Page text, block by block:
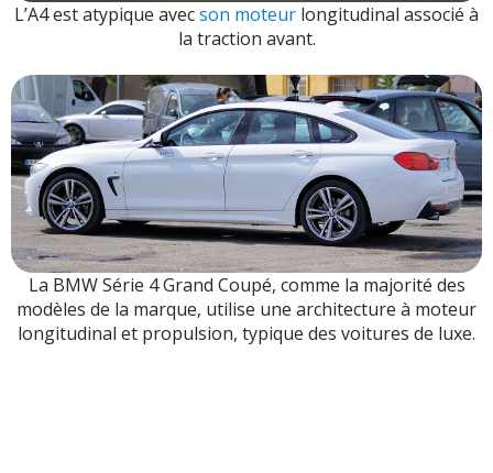
L’A4 est atypique avecson moteur longitudinal associé à
la traction avant.
La BMW Série 4 Grand Coupé, comme la majorité des
modèles de la marque, utilise une architecture à moteur
longitudinal et propulsion, typique des voitures de luxe.